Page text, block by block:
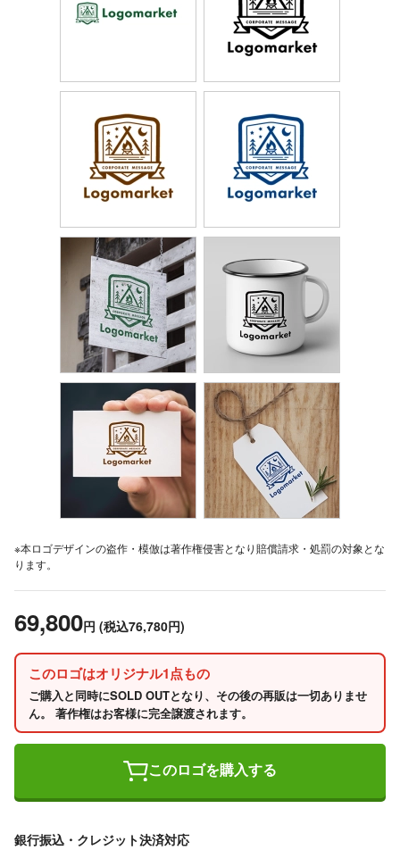
※本ロゴデザインの盗作・模倣は著作権侵害となり賠償請求・処罰の対象とな
ります。
69,800円 (税込76,780円)
このロゴはオリジナル1点もの
ご購入と同時にSOLD OUTとなり、その後の再販は一切ありませ
ん。 著作権はお客様に完全譲渡されます。
このロゴを購入する
銀行振込・クレジット決済対応